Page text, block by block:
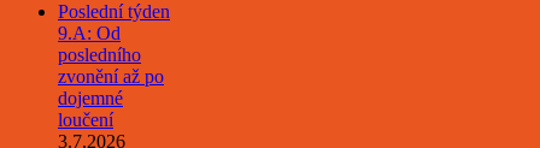
Poslední týden
9.A: Od
posledního
zvonění až po
dojemné
loučení
3.7.2026